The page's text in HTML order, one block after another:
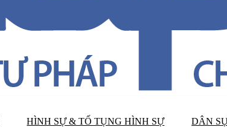
HÌNH SỰ & TỐ TỤNG HÌNH SỰ DÂN